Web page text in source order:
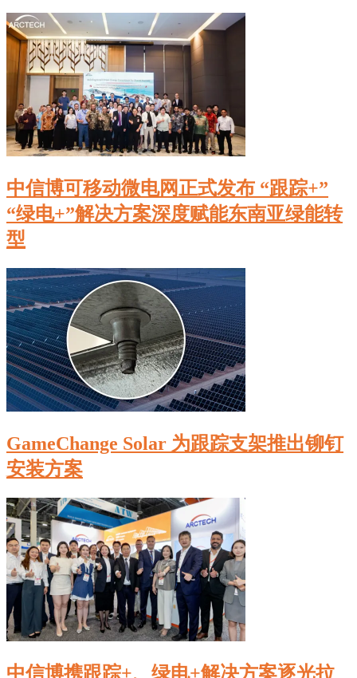
中信博可移动微电网正式发布 “跟踪+”
“绿电+”解决方案深度赋能东南亚绿能转
型
GameChange Solar 为跟踪支架推出铆钉
安装方案
中信博携跟踪+、绿电+解决方案逐光拉